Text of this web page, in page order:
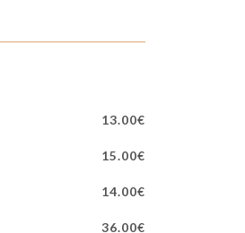
13.00€
15.00€
14.00€
36.00€